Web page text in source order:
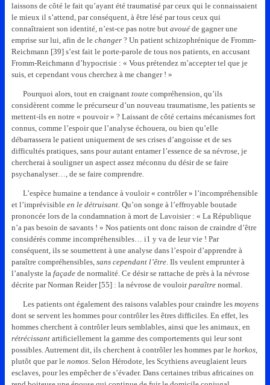
laissons de côté le fait qu’ayant été traumatisé par ceux qui le connaissaient
le mieux il s’attend, par conséquent, à être lésé par tous ceux qui
connaîtraient son identité, n’est-ce pas notre but avouéde gagner une
emprise sur lui, afin de le changer? Un patient schizophrénique de Fromm-
Reichmann [39] s’est fait le porte-parole de tous nos patients, en accusant
Fromm-Reichmann d’hypocrisie : « Vous prétendez m’accepter tel que je
suis, et cependant vous cherchez à me changer ! »
Pourquoi alors, tout en craignant toutecompréhension, qu’ils
considèrent comme le précurseur d’un nouveau traumatisme, les patients se
mettent-ils en notre « pouvoir » ? Laissant de côté certains mécanismes fort
connus, comme l’espoir que l’analyse échouera, ou bien qu’elle
débarrassera le patient uniquement de ses crises d’angoisse et de ses
difficultés pratiques, sans pour autant entamer l’essence de sa névrose, je
chercherai à souligner un aspect assez méconnu du désir de se faire
psychanalyser…, de se faire comprendre.
L’espèce humaine a tendance à vouloir « contrôler » l’incompréhensible
et l’imprévisible en le détruisant. Qu’on songe à l’effroyable boutade
prononcée lors de la condamnation à mort de Lavoisier : « La République
n’a pas besoin de savants ! » Nos patients ont donc raison de craindre d’être
considérés comme incompréhensibles… i1 y va de leur vie ! Par
conséquent, ils se soumettent à une analyse dans l’espoir d’apprendre à
paraître compréhensibles, sans cependant l’être. Ils veulent emprunter à
l’analyste la façadede normalité. Ce désir se rattache de près à la névrose
décrite par Norman Reider [55] : la névrose de vouloirparaîtrenormal.
Les patients ont également des raisons valables pour craindre les moyens
dont se servent les hommes pour contrôler les êtres difficiles. En effet, les
hommes cherchent à contrôler leurs semblables, ainsi que les animaux, en
rétrécissantartificiellement la gamme des comportements qui leur sont
possibles. Autrement dit, ils cherchent à contrôler les hommes par le horkos,
plutôt que par le nomos. Selon Hérodote, les Scythiens aveuglaient leurs
esclaves, pour les empêcher de s’évader. Dans certaines tribus africaines on